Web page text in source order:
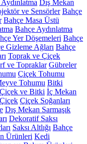
Dış Mekan
ve Sensörler Bahçe
Bahçe Masa Üstü
Bahçe Aydınlatma
Yer Döşemeleri Bahçe
Gizleme Ağları Bahçe
Toprak ve Çiçek
ve Topraklar Gübreler
Çiçek Tohumu
Tohumu Bitki
Çiçek ve Bitki İç Mekan
Çiçek Soğanları
Dış Mekan Sarmaşık
Dekoratif Saksı
Saksı Altlığı Bahçe
Ürünleri Kedi